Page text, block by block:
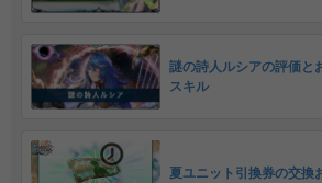
謎の詩人ルシアの評価と
スキル
夏ユニット引換券の交換